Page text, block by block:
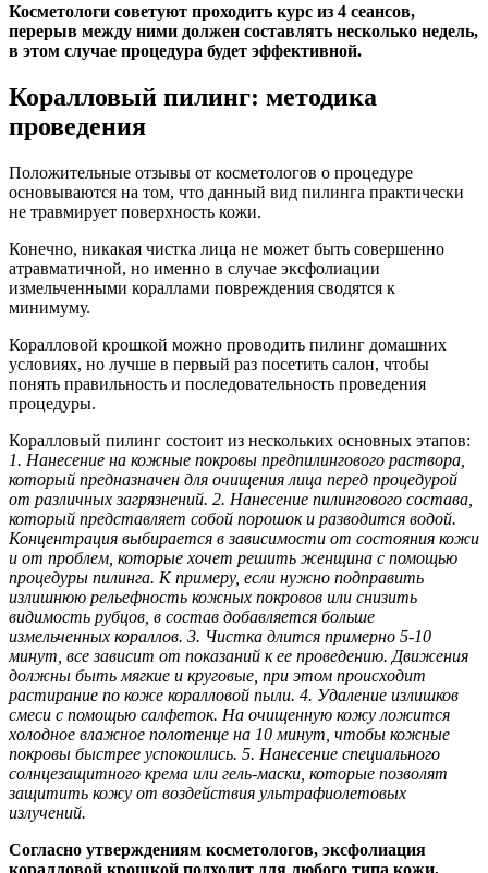
Косметологи советуют проходить курс из 4 сеансов,
перерыв между ними должен составлять несколько недель,
в этом случае процедура будет эффективной.
Коралловый пилинг: методика
проведения
Положительные отзывы от косметологов о процедуре
основываются на том, что данный вид пилинга практически
не травмирует поверхность кожи.
Конечно, никакая чистка лица не может быть совершенно
атравматичной, но именно в случае эксфолиации
измельченными кораллами повреждения сводятся к
минимуму.
Коралловой крошкой можно проводить пилинг домашних
условиях, но лучше в первый раз посетить салон, чтобы
понять правильность и последовательность проведения
процедуры.
Коралловый пилинг состоит из нескольких основных этапов:
1. Нанесение на кожные покровы предпилингового раствора,
который предназначен для очищения лица перед процедурой
от различных загрязнений. 2. Нанесение пилингового состава,
который представляет собой порошок и разводится водой.
Концентрация выбирается в зависимости от состояния кожи
и от проблем, которые хочет решить женщина с помощью
процедуры пилинга. К примеру, если нужно подправить
излишнюю рельефность кожных покровов или снизить
видимость рубцов, в состав добавляется больше
измельченных кораллов. 3. Чистка длится примерно 5-10
минут, все зависит от показаний к ее проведению. Движения
должны быть мягкие и круговые, при этом происходит
растирание по коже коралловой пыли. 4. Удаление излишков
смеси с помощью салфеток. На очищенную кожу ложится
холодное влажное полотенце на 10 минут, чтобы кожные
покровы быстрее успокоились. 5. Нанесение специального
солнцезащитного крема или гель-маски, которые позволят
защитить кожу от воздействия ультрафиолетовых
излучений.
Согласно утверждениям косметологов, эксфолиация
коралловой крошкой подходит для любого типа кожи,